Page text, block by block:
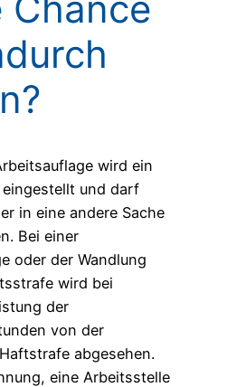
wird ein
und darf
in eine andere Sache
Bei einer
oder der Wandlung
wird bei
der
von der
abgesehen.
eine Arbeitsstelle